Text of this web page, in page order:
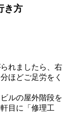
き方
れましたら、右
ほどご足労をく
ルの屋外階段を
目に「修理工